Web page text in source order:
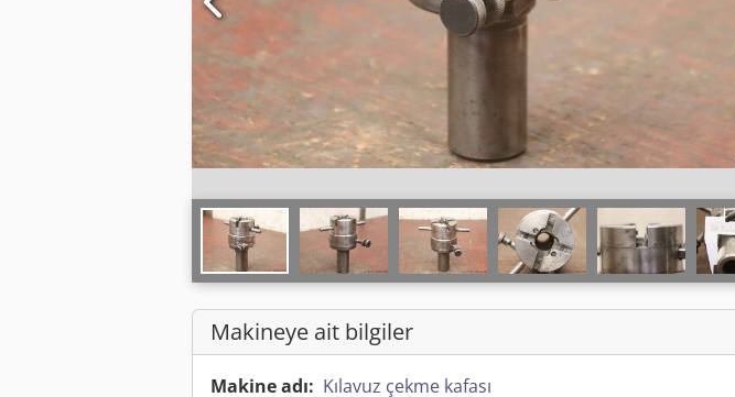
Makineye ait bilgiler
Makine adı: Kılavuz çekme kafası